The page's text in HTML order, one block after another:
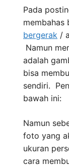
Pada
membahas
bergerak /
Namun
adalah
bisa
sendiri.
bawah ini:
Namun
foto yang
ukuran
cara